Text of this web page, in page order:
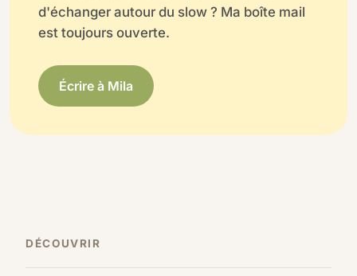
d'échanger autour du slow ? Ma boîte mail
est toujours ouverte.
Écrire à Mila
DÉCOUVRIR